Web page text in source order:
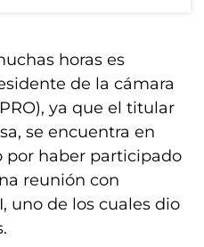
horas es
de la cámara
ya que el titular
se encuentra en
por haber participado
reunión con
uno de los cuales dio